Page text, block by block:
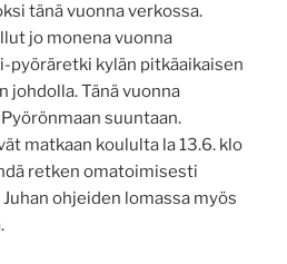
tänä vuonna verkossa.
jo monena vuonna
pyöräretki kylän pitkäaikaisen
johdolla. Tänä vuonna
suuntaan.
matkaan koululta la 13.6. klo
retken omatoimisesti
ohjeiden lomassa myös